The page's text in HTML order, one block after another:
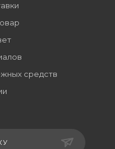
средств